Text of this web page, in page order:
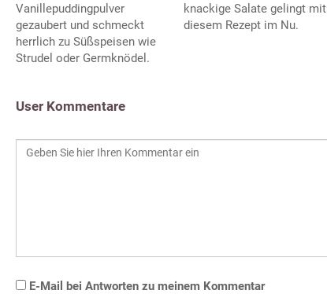
Vanillepuddingpulver
gezaubert und schmeckt
herrlich zu Süßspeisen wie
Strudel oder Germknödel.
knackige Salate gelingt mit
diesem Rezept im Nu.
User Kommentare
E-Mail bei Antworten zu meinem Kommentar